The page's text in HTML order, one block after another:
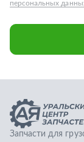
Каталог запчастей
Спецпредложения
О компании
Контакты